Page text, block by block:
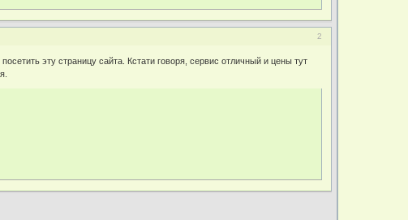
2
посетить эту страницу сайта. Кстати говоря, сервис отличный и цены тут